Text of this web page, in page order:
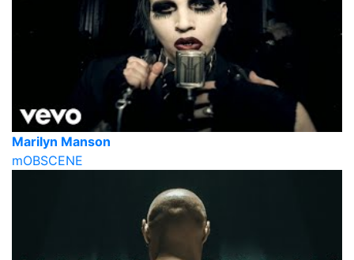
Marilyn Manson
mOBSCENE